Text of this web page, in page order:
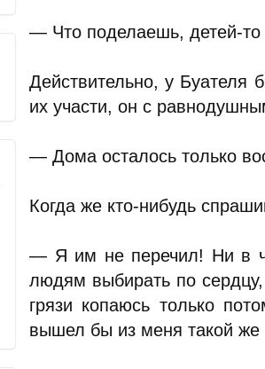
— Что поделаешь, детей-то
Действительно, у Буателя
их участи, он с
— Дома осталось только
Когда же кто-нибудь
— Я им не перечил! Ни в
людям выбирать по сердцу,
грязи копаюсь только
вышел бы из меня такой же